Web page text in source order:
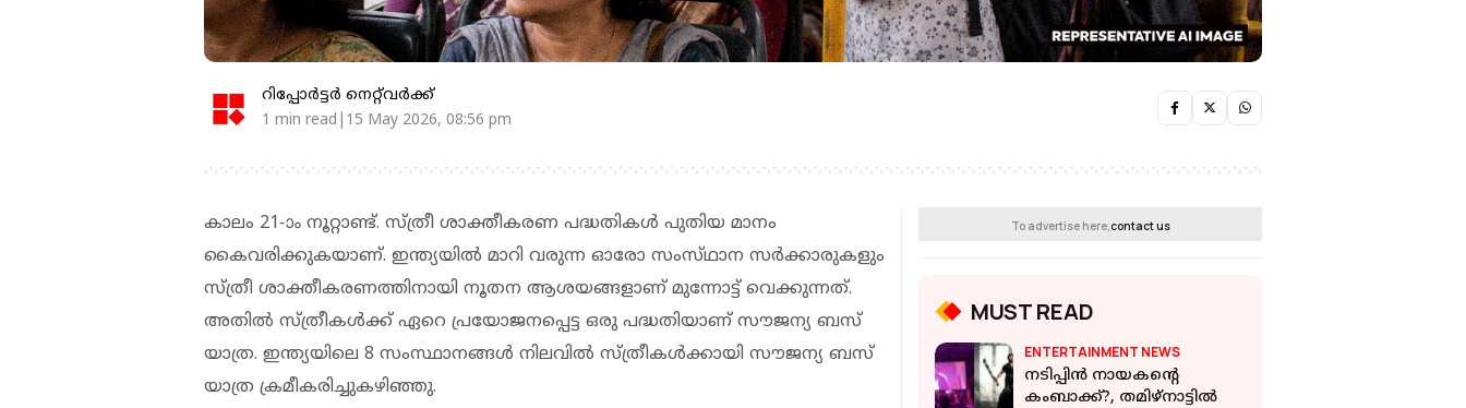
റിപ്പോർട്ടർ നെറ്റ്‌വര്‍ക്ക്‌
1 min read|15 May 2026, 08:56 pm
കാലം 21-ാം നൂറ്റാണ്ട്. സ്ത്രീ ശാക്തീകരണ പദ്ധതികൾ പുതിയ മാനം
കൈവരിക്കുകയാണ്. ഇന്ത്യയിൽ മാറി വരുന്ന ഓരോ സംസ്‌ഥാന സർക്കാരുകളും
സ്ത്രീ ശാക്തീകരണത്തിനായി നൂതന ആശയങ്ങളാണ് മുന്നോട്ട് വെക്കുന്നത്.
അതിൽ സ്ത്രീകൾക്ക് ഏറെ പ്രയോജനപ്പെട്ട ഒരു പദ്ധതിയാണ് സൗജന്യ ബസ്
യാത്ര. ഇന്ത്യയിലെ 8 സംസ്ഥാനങ്ങൾ നിലവിൽ സ്ത്രീകൾക്കായി സൗജന്യ ബസ്
യാത്ര ക്രമീകരിച്ചുകഴിഞ്ഞു.
To advertise here, contact us
MUST READ
ENTERTAINMENT NEWS
നടിപ്പിൻ നായകന്റെ
കംബാക്ക്?, തമിഴ്നാട്ടിൽ